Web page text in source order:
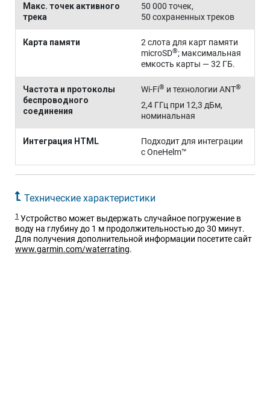
Макс. точек активного
трека
50 000 точек,
50 сохраненных треков
Карта памяти
2 слота для карт памяти
microSD®; максимальная
емкость карты — 32 ГБ.
Частота и протоколы
беспроводного
соединения
Wi‑Fi® и технологии ANT®
2,4 ГГц при 12,3 дБм,
номинальная
Интеграция HTML
Подходит для интеграции
с OneHelm™
Технические характеристики
1 Устройство может выдержать случайное погружение в
воду на глубину до 1 м продолжительностью до 30 минут.
Для получения дополнительной информации посетите сайт
www.garmin.com/waterrating.